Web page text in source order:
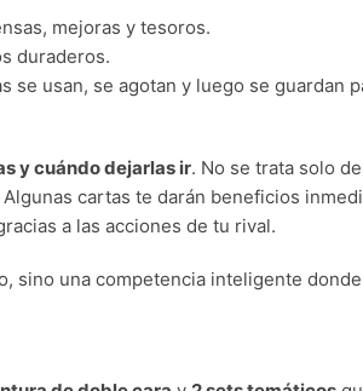
mejoras y tesoros.
duraderos.
se usan, se agotan y luego se guardan
y cuándo dejarlas ir. No se trata solo
cartas te darán beneficios
a las acciones de tu rival.
sino una competencia inteligente